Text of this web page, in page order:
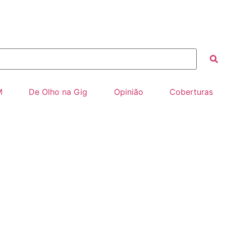
De Olho na Gig Opinião Coberturas